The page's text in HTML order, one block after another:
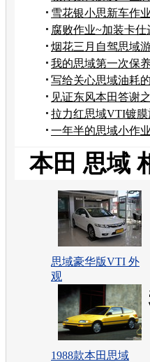
雪花银小思新车作
车篇)
腐败作业~加装卡
烟花三月自驾思域
图/高清）
我的思域第一次保
写给关心思域油耗
见证东风本田答谢
仪式！
拉力红思域VTI镀膜
一年半的思域小作业
本田 思域
思域豪华版VTI 外
观
1988款本田思域